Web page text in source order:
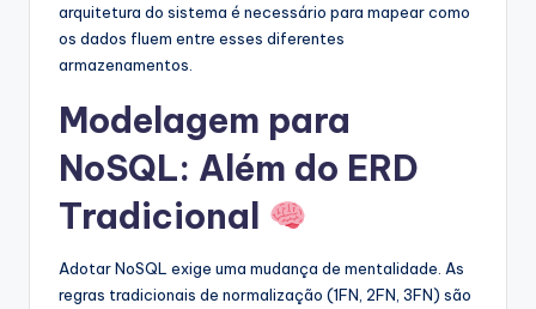
arquitetura do sistema é necessário para mapear como
os dados fluem entre esses diferentes
armazenamentos.
Modelagem para
NoSQL: Além do ERD
Tradicional
Adotar NoSQL exige uma mudança de mentalidade. As
regras tradicionais de normalização (1FN, 2FN, 3FN) são